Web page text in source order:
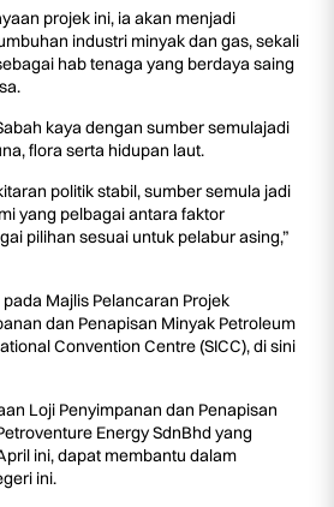
projek ini, ia akan menjadi
industri minyak dan gas, sekali
hab tenaga yang berdaya saing
kaya dengan sumber semulajadi
flora serta hidupan laut.
politik stabil, sumber semula jadi
yang pelbagai antara faktor
pilihan sesuai untuk pelabur asing,”
Majlis Pelancaran Projek
dan Penapisan Minyak Petroleum
Convention Centre (SICC), di sini
Loji Penyimpanan dan Penapisan
Energy SdnBhd yang
ini, dapat membantu dalam
ini.